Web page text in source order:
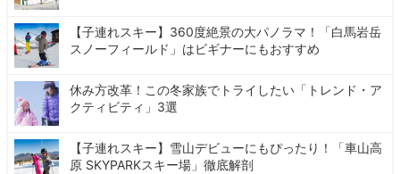
【子連れスキー】360度絶景の大パノラマ！「白馬岩岳
スノーフィールド」はビギナーにもおすすめ
休み方改革！この冬家族でトライしたい「トレンド・ア
クティビティ」3選
【子連れスキー】雪山デビューにもぴったり！「車山高
原 SKYPARKスキー場」徹底解剖